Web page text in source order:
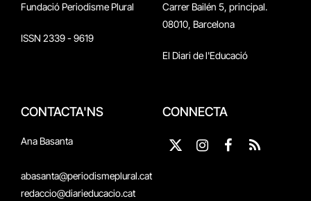
Fundació Periodisme Plural
ISSN 2339 - 9619
Carrer Bailén 5, principal.
08010, Barcelona
El Diari de l'Educació
CONTACTA'NS
Ana Basanta
abasanta@periodismeplural.cat
redaccio@diarieducacio.cat
CONNECTA
X
Instagram
Facebook
RSS